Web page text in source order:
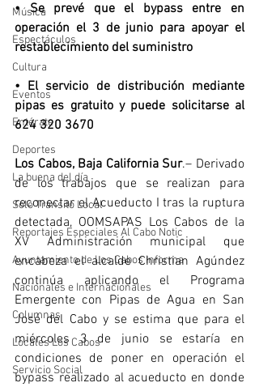
Música
Espectáculos
Cultura
Eventos
Entérate
Deportes
La buena del día
Sólo Tránsito Local
Reportajes Especiales Al Cabo Notic
Ayuntamiento de Los Cabos Informa
Nacionales e Internacionales
Columnas
Locales Los Cabos
Servicio Social
• Se prevé que el bypass entre en
operación el 3 de junio para apoyar el
restablecimiento del suministro
• El servicio de distribución mediante
pipas es gratuito y puede solicitarse al
624 320 3670
Los Cabos, Baja California Sur.– Derivado
de los trabajos que se realizan para
reconectar el Acueducto I tras la ruptura
detectada, OOMSAPAS Los Cabos de la
XV Administración municipal que
encabeza el alcalde Christian Agúndez
continúa aplicando el Programa
Emergente con Pipas de Agua en San
José del Cabo y se estima que para el
miércoles 3 de junio se estaría en
condiciones de poner en operación el
bypass realizado al acueducto en donde